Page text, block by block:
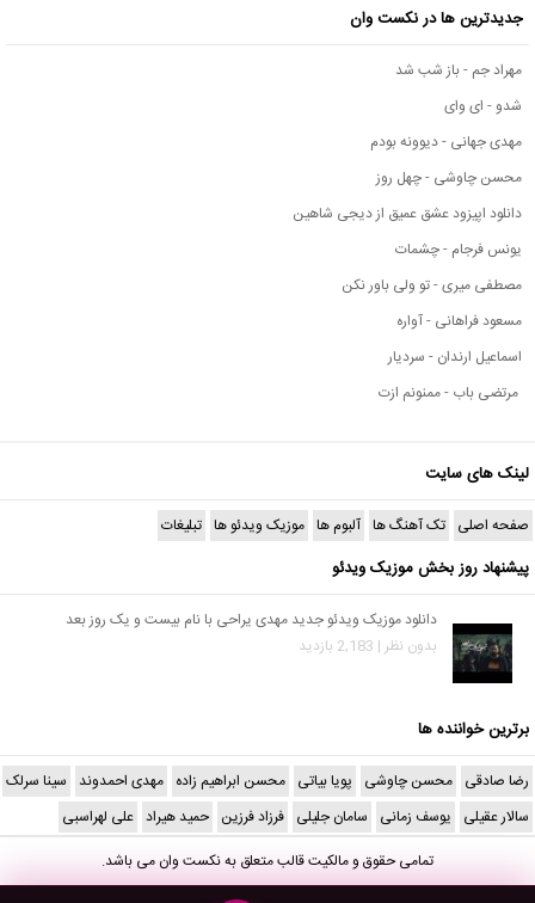
جدیدترین ها در نکست وان
مهراد جم - باز شب شد
شدو - ای وای
مهدی جهانی - دیوونه بودم
محسن چاوشی - چهل روز
دانلود اپیزود عشق عمیق از دیجی شاهین
یونس فرجام - چشمات
مصطفی میری - تو ولی باور نکن
مسعود فراهانی - آواره
اسماعیل ارندان - سردیار
مرتضی باب - ممنونم ازت
لینک های سایت
صفحه اصلی تک آهنگ ها آلبوم ها موزیک ویدئو ها تبلیغات
پیشنهاد روز بخش موزیک ویدئو
دانلود موزیک ویدئو جدید مهدی یراحی با نام بیست و یک روز بعد
بدون نظر | 2,183 بازدید
برترین خواننده ها
رضا صادقی محسن چاوشی پویا بیاتی محسن ابراهیم زاده مهدی احمدوند سینا سرلک
سالار عقیلی یوسف زمانی سامان جلیلی فرزاد فرزین حمید هیراد علی لهراسبی
تمامی حقوق و مالکیت قالب متعلق بهنکست وانمی باشد.